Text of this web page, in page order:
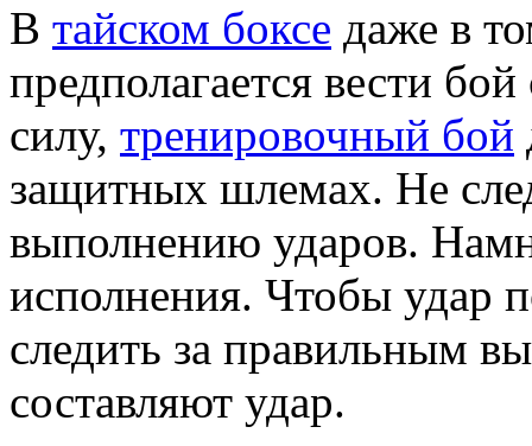
В тайском боксе даже в
предполагается вести
силу, тренировочный бой
защитных шлемах. Не
выполнению ударов.
исполнения. Чтобы удар
следить за правильным
составляют удар.